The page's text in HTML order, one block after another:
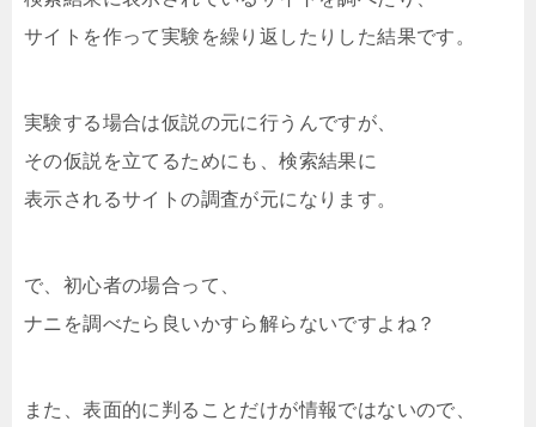
サイトを作って実験を繰り返したりした結果です。
実験する場合は仮説の元に行うんですが、
その仮説を立てるためにも、検索結果に
表示されるサイトの調査が元になります。
で、初心者の場合って、
ナニを調べたら良いかすら解らないですよね？
また、表面的に判ること だけが情報ではないので、